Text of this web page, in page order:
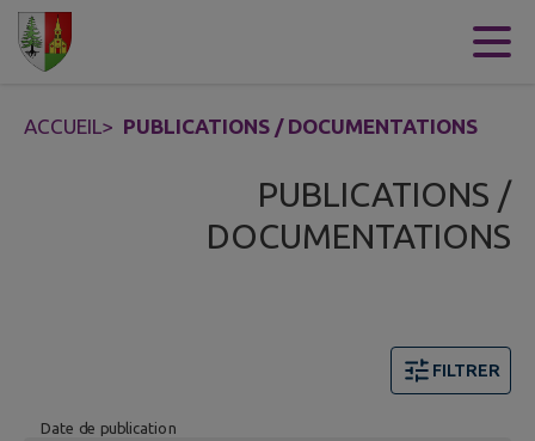
Contenu
ACCUEIL> PUBLICATIONS / DOCUMENTATIONS
PUBLICATIONS /
DOCUMENTATIONS
FILTRER
Date de publication